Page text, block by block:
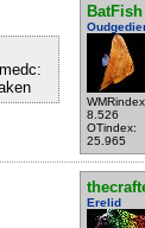
BatFish
8.526
OTindex:
25.965
Erelid